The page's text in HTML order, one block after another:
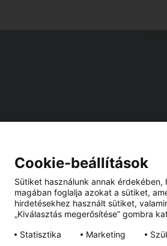
Cookie-beállítások
Sütiket használunk annak
magában foglalja azokat a sütiket,
hirdetésekhez használt sütiket,
„Kiválasztás megerősítése” gombra
Statisztika
Marketing